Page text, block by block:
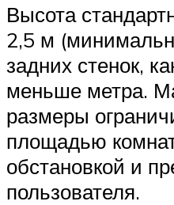
Высота
2,5 м
задних стенок,
меньше метра.
размеры
площадью
обстановкой и
пользователя.